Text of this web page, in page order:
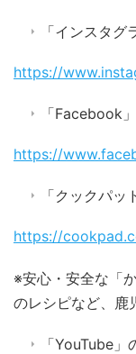
「インスタ
https://
「Facebook
https://
「クックパ
https://
※安心・安全な「
のレシピなど、鹿
「YouTube